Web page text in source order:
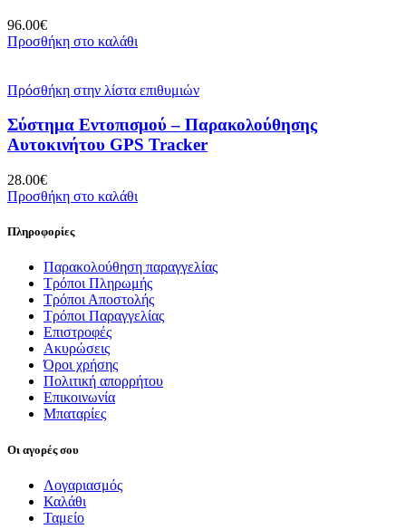
96.00€
Προσθήκη στο καλάθι
Πρόσθήκη στην λίστα επιθυμιών
Σύστημα Εντοπισμού – Παρακολούθησης
Αυτοκινήτου GPS Tracker
28.00€
Προσθήκη στο καλάθι
Πληροφορίες
Παρακολούθηση παραγγελίας
Τρόποι Πληρωμής
Τρόποι Αποστολής
Τρόποι Παραγγελίας
Επιστροφές
Ακυρώσεις
Όροι χρήσης
Πολιτική απορρήτου
Επικοινωνία
Μπαταρίες
Οι αγορές σου
Λογαριασμός
Καλάθι
Ταμείο